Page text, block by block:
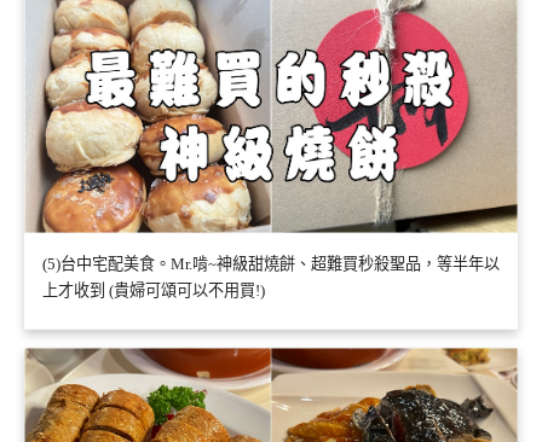
(5)台中宅配美食。Mr.啃~神級甜燒餅、超難買秒殺聖品，等半年以
上才收到 (貴婦可頌可以不用買!)